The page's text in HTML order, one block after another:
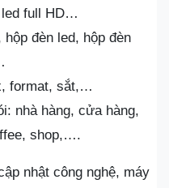
led full HD…
đèn led, hộp đèn
format, sắt,…
nhà hàng, cửa hàng,
shop,….
nhật công nghệ, máy